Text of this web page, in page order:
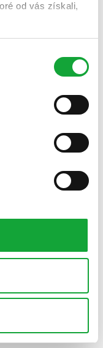
od vás získali,